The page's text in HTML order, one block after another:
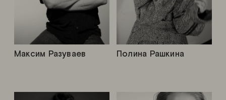
Полина Рашкина
Максим Разуваев